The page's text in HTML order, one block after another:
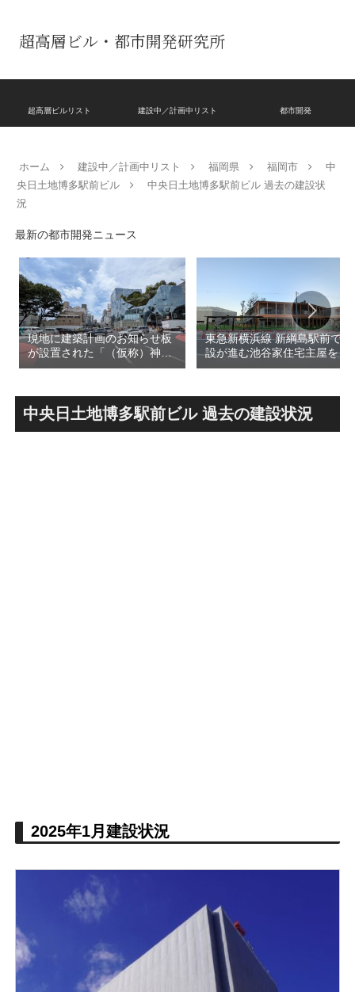
超高層ビル・都市開発研究所
超高層ビルリスト 建設中／計画中リスト 都市開発
ホーム 建設中／計画中リスト 福岡県 福岡市
中
央日土地博多駅前ビル
中央日土地博多駅前ビル 過去の建設状
況
最新の都市開発ニュース
現地に建築計画のお知らせ板
が設置された「（仮称）神宮
前六丁目八角館建替計
SANAA設計で神宮前交差点に
新たな商業施設誕生へ！！
東急新横浜線 新綱島駅前で建
設が進む池谷家住宅主屋を活
用した「新綱島MICCA」！！
による新たな駅前拠点が2026
年秋誕生へ！！
中央日土地博多駅前ビル 過去の建設状況
2025年1月建設状況